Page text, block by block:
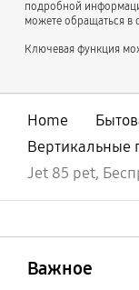
подробной
можете обращаться в
Ключевая функция
Home
Вертикальные
Jet 85 pet,
Важное